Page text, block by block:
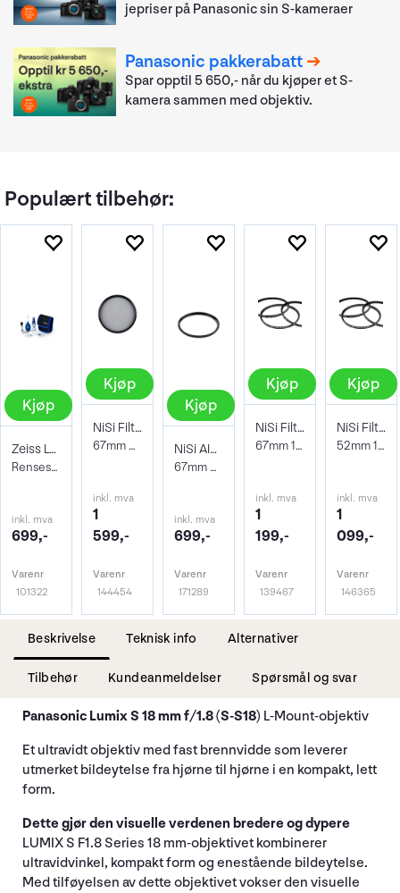
jepriser på Panasonic sin S-kameraer
Panasonic pakkerabatt
Spar opptil 5 650,- når du kjøper et S-
kamera sammen med objektiv.
Populært tilbehør:
Kjøp
Zeiss Lens Cleaning Kit
Rensesett for objektiv og kamera
inkl. mva
699,-
Varenr
101322
Kjøp
NiSi Filter Circ Polarizer True Color 67
67mm Pro Nano Pola Filter
inkl. mva
1
599,-
Varenr
144454
Kjøp
NiSi AIR Protector Filter 67mm
67mm Beskyttelsesfilter
inkl. mva
699,-
Varenr
171289
Kjøp
NiSi Filter Circular Black Mist 1/2 67mm
67mm 1/2 Soft/Diffuser-filter
inkl. mva
1
199,-
Varenr
139467
Kjøp
NiSi Filter Circular Black Mist 1/2 52mm
52mm 1/2 Soft/Diffuser-filter
inkl. mva
1
099,-
Varenr
146365
Beskrivelse Teknisk info Alternativer
Tilbehør Kundeanmeldelser Spørsmål og svar
Panasonic Lumix S 18 mm f/1.8 (S-S18) L-Mount-objektiv
Et ultravidt objektiv med fast brennvidde som leverer
utmerket bildeytelse fra hjørne til hjørne i en kompakt, lett
form.
Dette gjør den visuelle verdenen bredere og dypere
LUMIX S F1.8 Series 18 mm-objektivet kombinerer
ultravidvinkel, kompakt form og enestående bildeytelse.
Med tilføyelsen av dette objektivet vokser den visuelle